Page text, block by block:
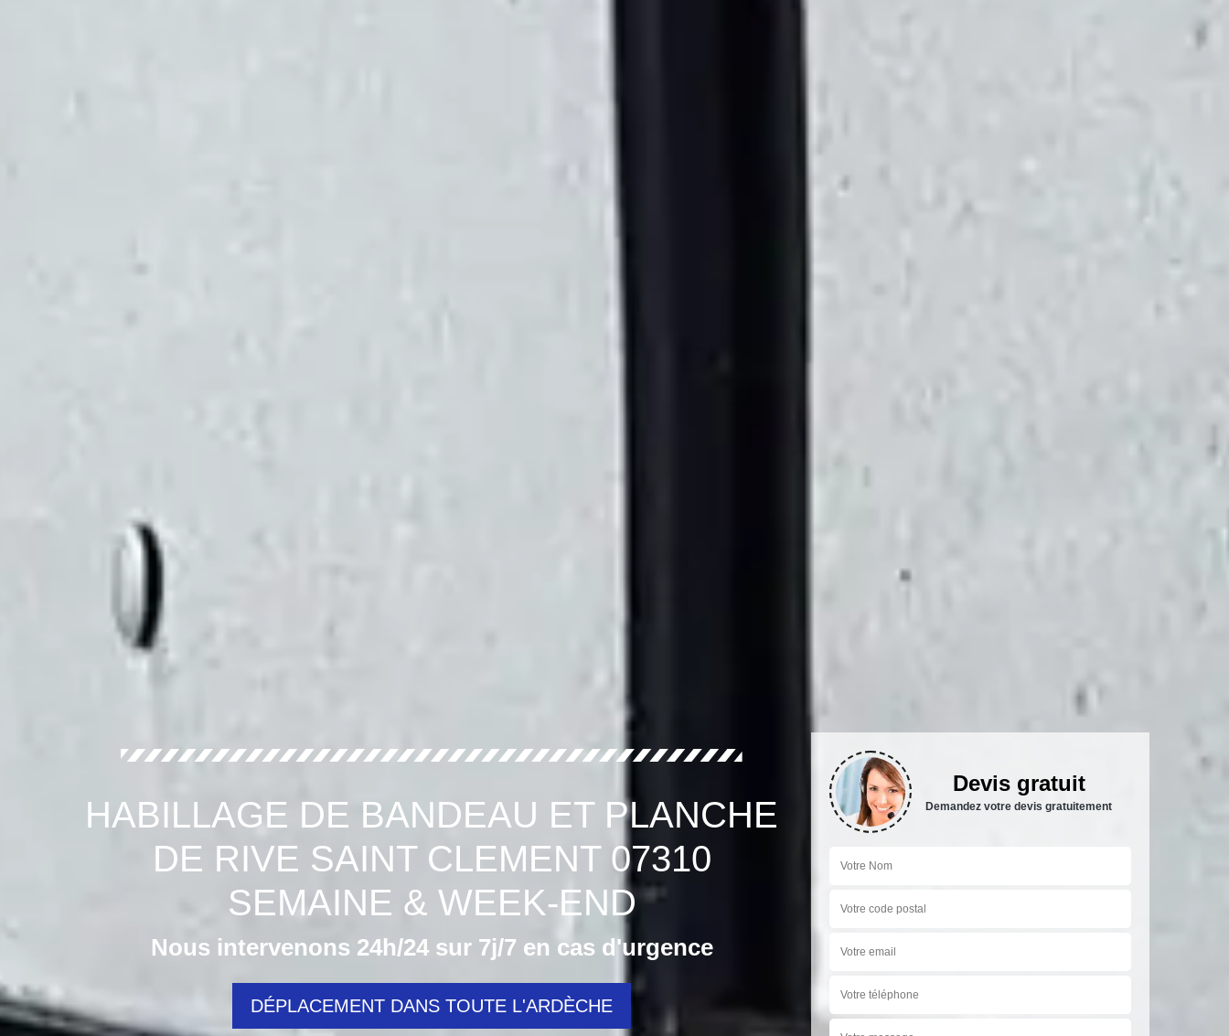
HABILLAGE DE BANDEAU ET PLANCHE
DE RIVE SAINT CLEMENT 07310
SEMAINE & WEEK-END
Nous intervenons 24h/24 sur 7j/7 en cas d'urgence
DÉPLACEMENT DANS TOUTE L'ARDÈCHE
Devis gratuit
Demandez votre devis gratuitement